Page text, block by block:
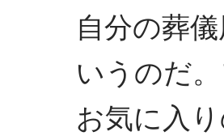
自分の葬
いうのだ
お気に入